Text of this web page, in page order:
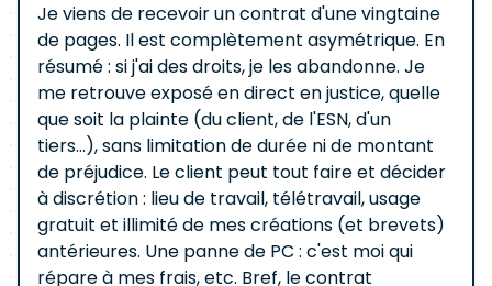
Je viens de recevoir un contrat d'une vingtaine
de pages. Il est complètement asymétrique. En
résumé : si j'ai des droits, je les abandonne. Je
me retrouve exposé en direct en justice, quelle
que soit la plainte (du client, de l'ESN, d'un
tiers…), sans limitation de durée ni de montant
de préjudice. Le client peut tout faire et décider
à discrétion : lieu de travail, télétravail, usage
gratuit et illimité de mes créations (et brevets)
antérieures. Une panne de PC : c'est moi qui
répare à mes frais, etc. Bref, le contrat